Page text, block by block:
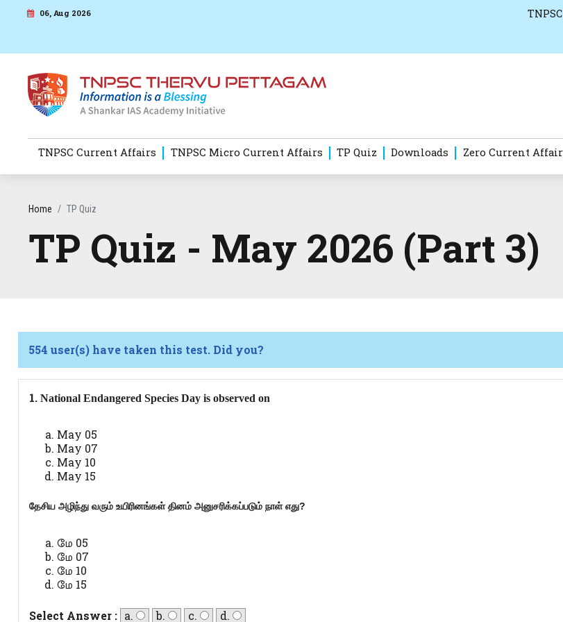
06, Aug 2026
TNPSC Current Affairs TNPSC Micro Current Affairs TP Quiz Downloads Zero Current
Home TP Quiz
TP Quiz - May 2026 (Part 3)
554 user(s) have taken this test. Did you?
1.National Endangered Species Day is observed on
May 05
May 07
May 10
May 15
தேசிய அழிந்து வரும் உயிரினங்கள் தினம் அனுசரிக்கப்படும் நாள் எது?
மே 05
மே 07
மே 10
மே 15
Select Answer : a. b. c. d.